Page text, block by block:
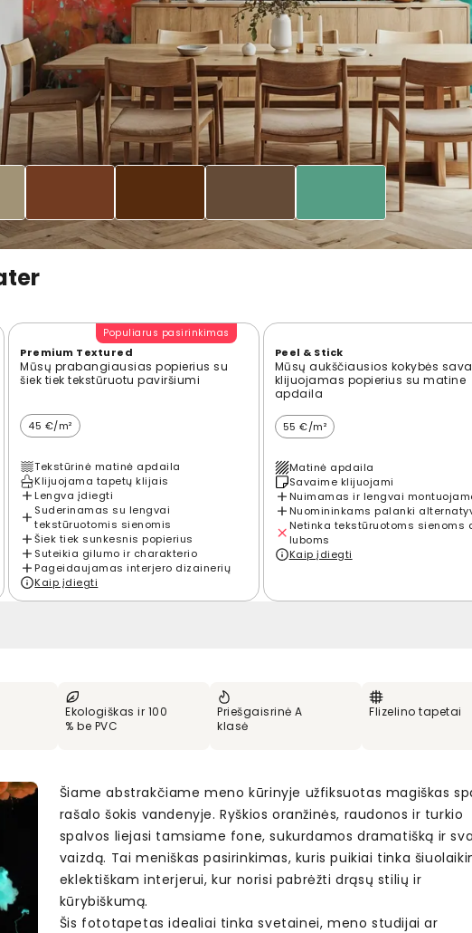
Populiarus pasirinkimas
Premium Textured
Mūsų prabangiausias popierius su
šiek tiek tekstūruotu paviršiumi
45 €/m²
Tekstūrinė matinė apdaila
Klijuojama tapetų klijais
Lengva įdiegti
Suderinamas su lengvai
tekstūruotomis sienomis
Šiek tiek sunkesnis popierius
Suteikia gilumo ir charakterio
Pageidaujamas interjero dizainerių
Kaip įdiegti
Peel & Stick
Mūsų aukščiausios kokybės
klijuojamas popierius su matine
apdaila
55 €/m²
Matinė apdaila
Savaime klijuojami
Nuimamas ir lengvai
Nuomininkams palanki
Netinka tekstūruotoms sienoms
luboms
Kaip įdiegti
Ekologiškas ir 100
% be PVC
Priešgaisrinė A
klasė
Flizelino tapetai
Šiame abstrakčiame meno kūrinyje užfiksuotas magiškas
rašalo šokis vandenyje. Ryškios oranžinės, raudonos ir turkio
spalvos liejasi tamsiame fone, sukurdamos dramatišką ir
vaizdą. Tai meniškas pasirinkimas, kuris puikiai tinka
eklektiškam interjerui, kur norisi pabrėžti drąsų stilių ir
kūrybiškumą.
Šis fototapetas idealiai tinka svetainei, meno studijai ar